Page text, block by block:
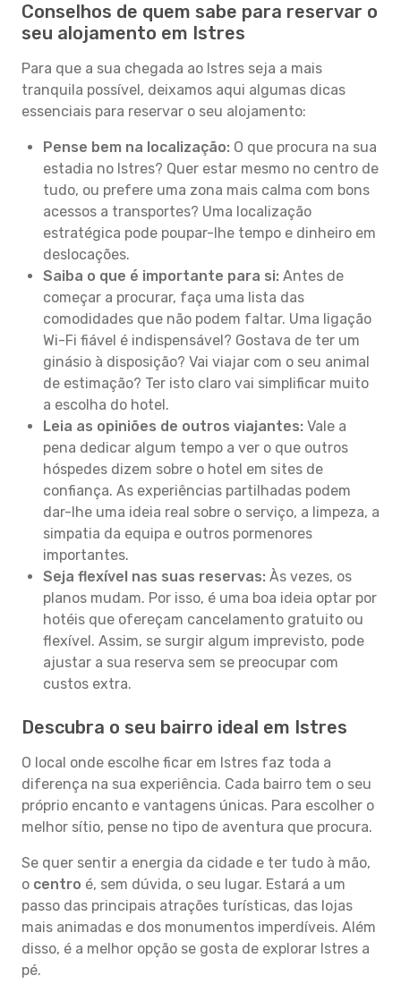
Conselhos de quem sabe para reservar o
seu alojamento em Istres
Para que a sua chegada ao Istres seja a mais
tranquila possível, deixamos aqui algumas dicas
essenciais para reservar o seu alojamento:
Pense bem na localização: O que procura na sua
estadia no Istres? Quer estar mesmo no centro de
tudo, ou prefere uma zona mais calma com bons
acessos a transportes? Uma localização
estratégica pode poupar-lhe tempo e dinheiro em
deslocações.
Saiba o que é importante para si: Antes de
começar a procurar, faça uma lista das
comodidades que não podem faltar. Uma ligação
Wi-Fi fiável é indispensável? Gostava de ter um
ginásio à disposição? Vai viajar com o seu animal
de estimação? Ter isto claro vai simplificar muito
a escolha do hotel.
Leia as opiniões de outros viajantes: Vale a
pena dedicar algum tempo a ver o que outros
hóspedes dizem sobre o hotel em sites de
confiança. As experiências partilhadas podem
dar-lhe uma ideia real sobre o serviço, a limpeza, a
simpatia da equipa e outros pormenores
importantes.
Seja flexível nas suas reservas: Às vezes, os
planos mudam. Por isso, é uma boa ideia optar por
hotéis que ofereçam cancelamento gratuito ou
flexível. Assim, se surgir algum imprevisto, pode
ajustar a sua reserva sem se preocupar com
custos extra.
Descubra o seu bairro ideal em Istres
O local onde escolhe ficar em Istres faz toda a
diferença na sua experiência. Cada bairro tem o seu
próprio encanto e vantagens únicas. Para escolher o
melhor sítio, pense no tipo de aventura que procura.
Se quer sentir a energia da cidade e ter tudo à mão,
o centro é, sem dúvida, o seu lugar. Estará a um
passo das principais atrações turísticas, das lojas
mais animadas e dos monumentos imperdíveis. Além
disso, é a melhor opção se gosta de explorar Istres a
pé.